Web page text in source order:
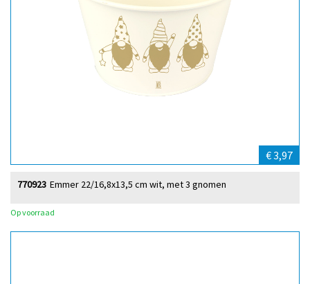
€ 3,97
Emmer 22/16,8x13,5 cm wit, met 3 gnomen
770923
Op voorraad